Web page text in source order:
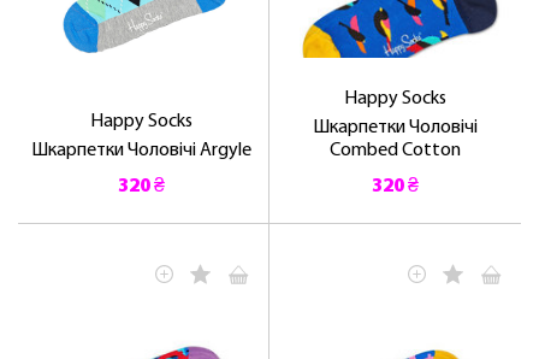
Happy Socks
Шкарпетки Чоловічі Argyle
320 ₴
Happy Socks
Шкарпетки Чоловічі
Combed Cotton
320 ₴